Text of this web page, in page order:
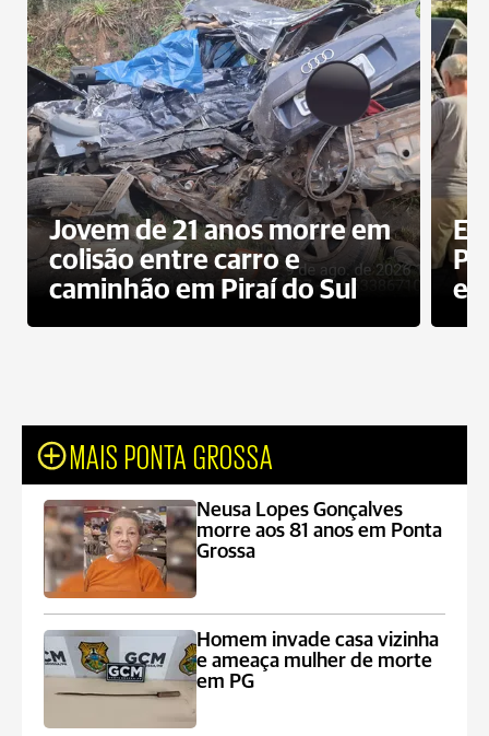
Jovem de 21 anos morre em
colisão entre carro e
caminhão em Piraí do Sul
MAIS PONTA GROSSA
Neusa Lopes Gonçalves
morre aos 81 anos em Ponta
Grossa
Homem invade casa vizinha
e ameaça mulher de morte
em PG